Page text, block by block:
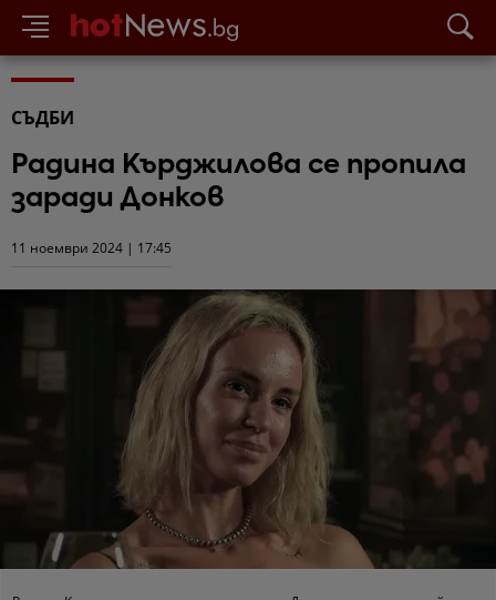
СЪДБИ
Радина Кърджилова се пропила
заради Донков
11 ноември 2024 | 17:45